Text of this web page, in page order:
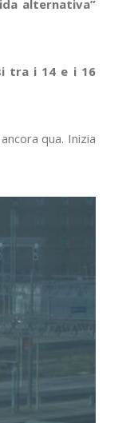
alternativa”
tra i 14 e i 16
qua. Inizia